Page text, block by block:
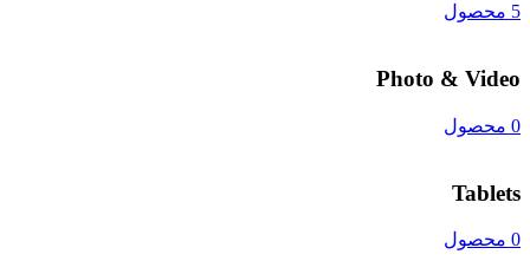
5 محصول
Photo & Video
0 محصول
Tablets
0 محصول